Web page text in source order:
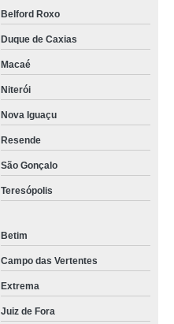
Belford Roxo
Duque de Caxias
Macaé
Niterói
Nova Iguaçu
Resende
São Gonçalo
Teresópolis
Betim
Campo das Vertentes
Extrema
Juiz de Fora